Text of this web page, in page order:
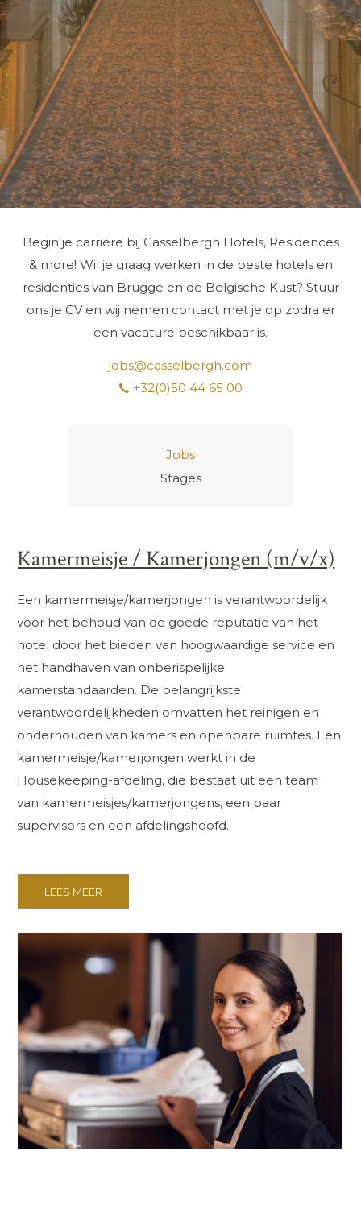
Begin je carrière bij Casselbergh Hotels, Residences
& more! Wil je graag werken in de beste hotels en
residenties van Brugge en de Belgische Kust? Stuur
ons je CV en wij nemen contact met je op zodra er
een vacature beschikbaar is.
jobs@casselbergh.com
+32(0)50 44 65 00
Jobs
Stages
Kamermeisje / Kamerjongen (m/v/x)
Een kamermeisje/kamerjongen is verantwoordelijk
voor het behoud van de goede reputatie van het
hotel door het bieden van hoogwaardige service en
het handhaven van onberispelijke
kamerstandaarden. De belangrijkste
verantwoordelijkheden omvatten het reinigen en
onderhouden van kamers en openbare ruimtes. Een
kamermeisje/kamerjongen werkt in de
Housekeeping-afdeling, die bestaat uit een team
van kamermeisjes/kamerjongens, een paar
supervisors en een afdelingshoofd.
LEES MEER